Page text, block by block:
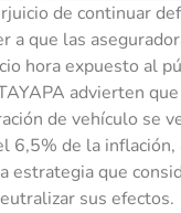
de continuar
a que las
hora expuesto al
advierten
de vehículo se
6,5% de la inflación,
estrategia que
sus efectos.